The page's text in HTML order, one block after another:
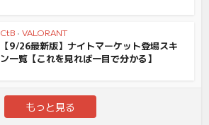
CtB • VALORANT
【9/26最新版】ナイトマーケット登場スキ
ン一覧【これを見れば一目で分かる】
もっと見る